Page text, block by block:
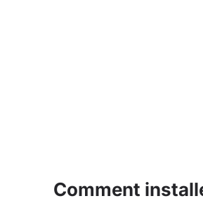
Comment